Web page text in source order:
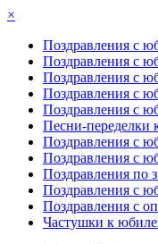
×
Поздравления с
Поздравления с
Поздравления с
Поздравления с
Поздравления с
Песни-переделки
Поздравления с
Поздравления с
Поздравления по
Поздравления с
Поздравления с
Частушки к